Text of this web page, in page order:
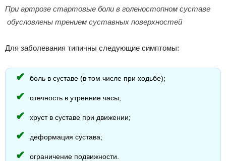
При артрозе стартовые боли в голеностопном суставе
обусловлены трением суставных поверхностей
Для заболевания типичны следующие симптомы:
боль в суставе (в том числе при ходьбе);
отечность в утренние часы;
хруст в суставе при движении;
деформация сустава;
ограничение подвижности.